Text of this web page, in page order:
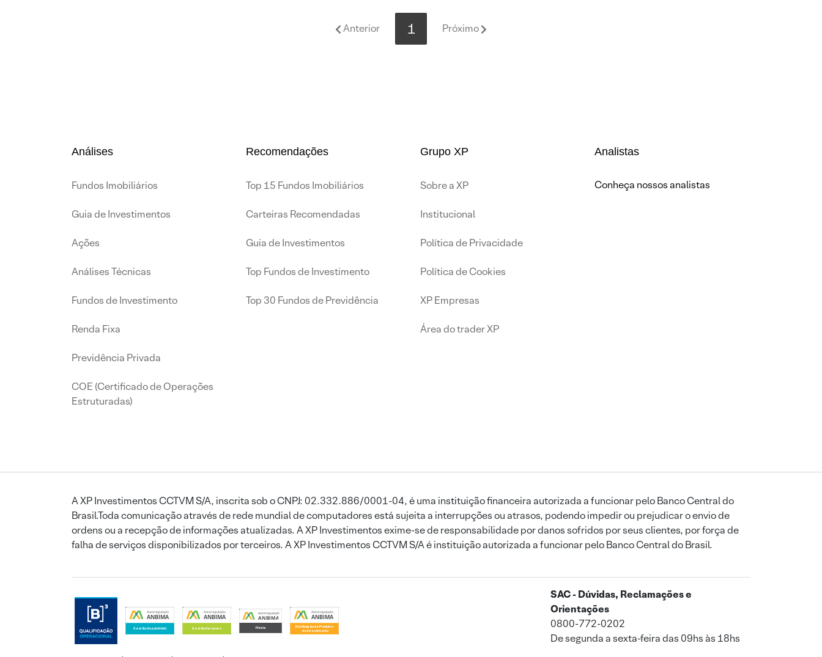
Anterior 1 Próximo
Análises
Fundos Imobiliários
Guia de Investimentos
Ações
Análises Técnicas
Fundos de Investimento
Renda Fixa
Previdência Privada
COE (Certificado de Operações
Estruturadas)
Recomendações
Top 15 Fundos Imobiliários
Carteiras Recomendadas
Guia de Investimentos
Top Fundos de Investimento
Top 30 Fundos de Previdência
Grupo XP
Sobre a XP
Institucional
Política de Privacidade
Política de Cookies
XP Empresas
Área do trader XP
Analistas
Conheça nossos analistas
A XP Investimentos CCTVM S/A, inscrita sob o CNPJ: 02.332.886/0001-04, é uma instituição financeira autorizada a funcionar pelo Banco Central do
Brasil.Toda comunicação através de rede mundial de computadores está sujeita a interrupções ou atrasos, podendo impedir ou prejudicar o envio de
ordens ou a recepção de informações atualizadas. A XP Investimentos exime-se de responsabilidade por danos sofridos por seus clientes, por força de
falha de serviços disponibilizados por terceiros. A XP Investimentos CCTVM S/A é instituição autorizada a funcionar pelo Banco Central do Brasil.
SAC - Dúvidas, Reclamações e
Orientações
0800-772-0202
De segunda a sexta-feira das 09hs às 18hs